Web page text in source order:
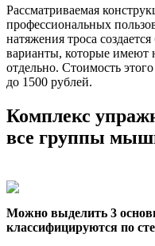
Рассматриваемая
профессиональных
натяжения троса
варианты, которые имеют
отдельно. Стоимость
до 1500 рублей.
Комплекс
все группы
Можно выделить 3
классифицируются по